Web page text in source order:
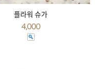
플라워 슈가
4,000